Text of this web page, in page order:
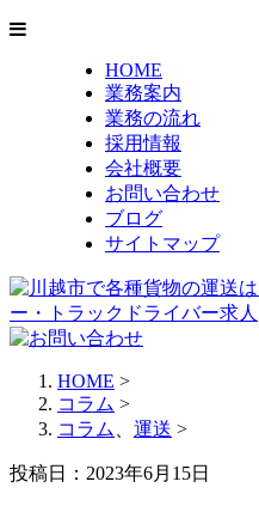
HOME
業務案内
業務の流れ
採用情報
会社概要
お問い合わせ
ブログ
サイトマップ
HOME >
コラム >
コラム
運送 >
投稿日：2023年6月15日